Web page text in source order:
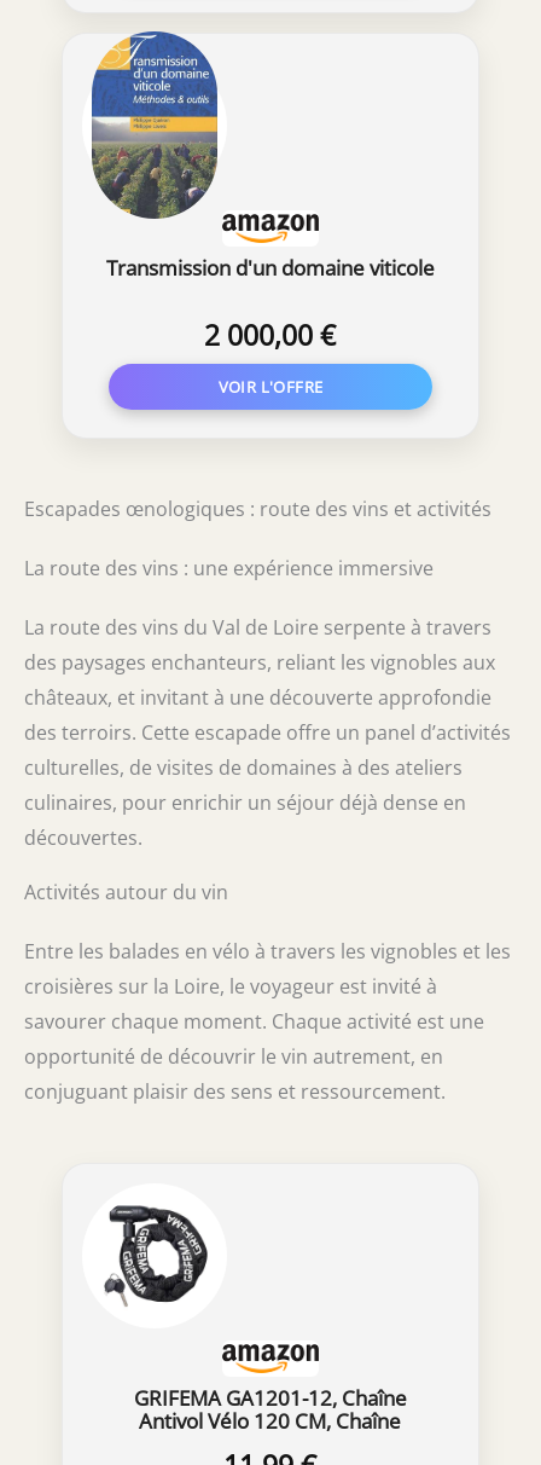
Transmission d'un domaine viticole
2 000,00 €
Escapades œnologiques : route des vins et activités
La route des vins : une expérience immersive
La route des vins du Val de Loire serpente à travers
des paysages enchanteurs, reliant les vignobles aux
châteaux, et invitant à une découverte approfondie
des terroirs. Cette escapade offre un panel d’activités
culturelles, de visites de domaines à des ateliers
culinaires, pour enrichir un séjour déjà dense en
découvertes.
Activités autour du vin
Entre les balades en vélo à travers les vignobles et les
croisières sur la Loire, le voyageur est invité à
savourer chaque moment. Chaque activité est une
opportunité de découvrir le vin autrement, en
conjuguant plaisir des sens et ressourcement.
GRIFEMA GA1201-12, Chaîne
Antivol Vélo 120 CM, Chaîne